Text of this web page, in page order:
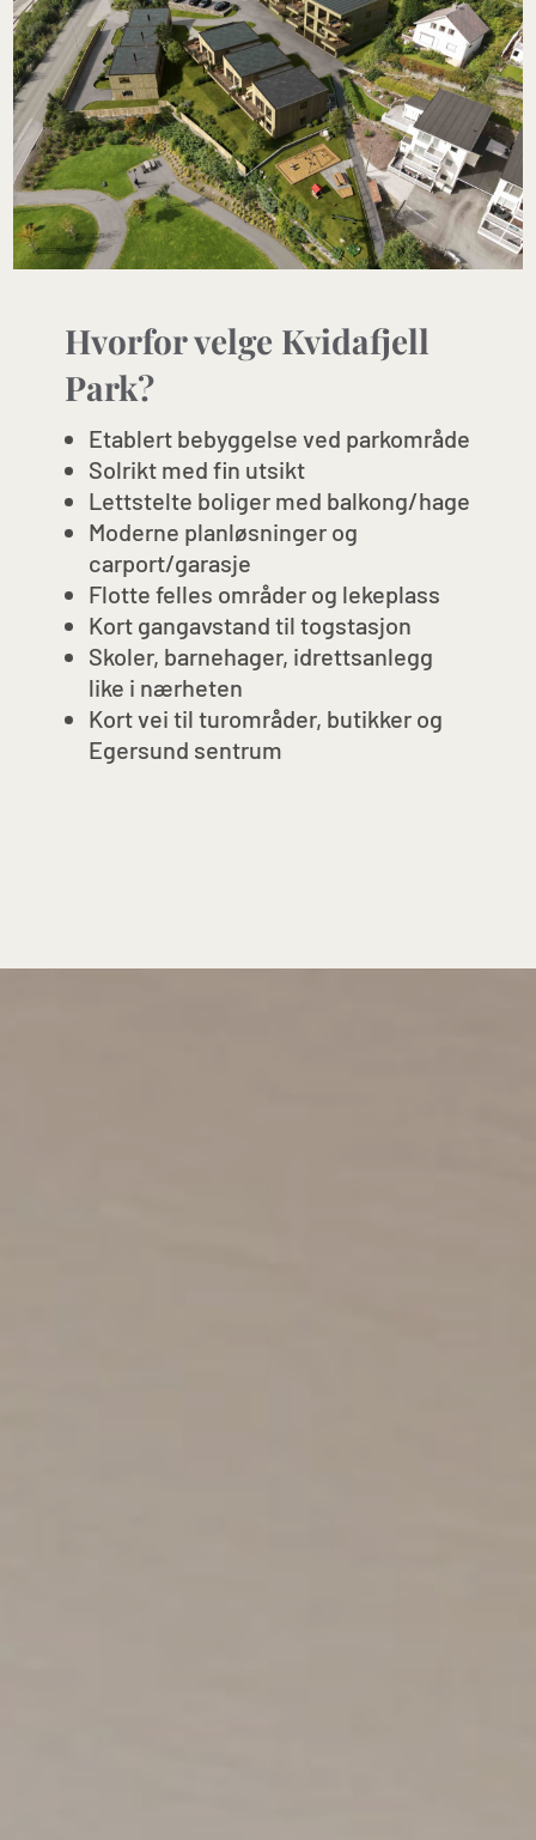
Hvorfor velge Kvidafjell
Park?
Etablert bebyggelse ved parkområde
Solrikt med fin utsikt
Lettstelte boliger med balkong/hage
Moderne planløsninger og
carport/garasje
Flotte felles områder og lekeplass
Kort gangavstand til togstasjon
Skoler, barnehager, idrettsanlegg
like i nærheten
Kort vei til turområder, butikker og
Egersund sentrum